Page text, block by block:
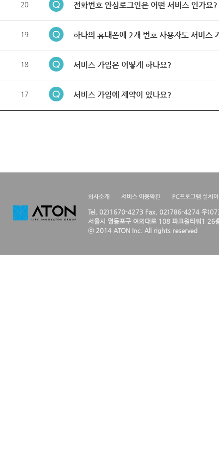
20 전화번호 안심로그인은 어떤 서비스 인가요?
19 하나의 휴대폰에 2개 번호 사용자도 서비스
18 서비스 가입은 어떻게 하나요?
17 서비스 가입에 제약이 있나요?
회사소개 서비스 이용약관 PC프로그램 설치
Tel. 02)1670-4273 Fax. 02)786-4274 우
서울시 영등포구 여의대로 108 파크원타워1 26
ⓒ 2014 ATON Inc. All rights reserved